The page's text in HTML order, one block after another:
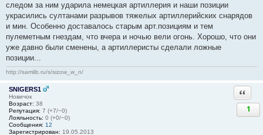
следом за ним ударила немецкая артиллерия и наши позиции
украсились султанами разрывов тяжелых артиллерийских снарядов
и мин. Особенно доставалось старым арт.позициям и тем
пулеметным гнездам, что вчера и ночью вели огонь. Хорошо, что они
уже давно были сменены, а артиллеристы сделали ложные
позиции...
http://samlib.ru/s/sizow_w_n/
SNIGERS1
Новичок
Возраст: 38
Репутация: 7 (+7/−0)
Лояльность: 0 (+0/−0)
Сообщения: 12
Зарегистрирован: 19.05.2013
1